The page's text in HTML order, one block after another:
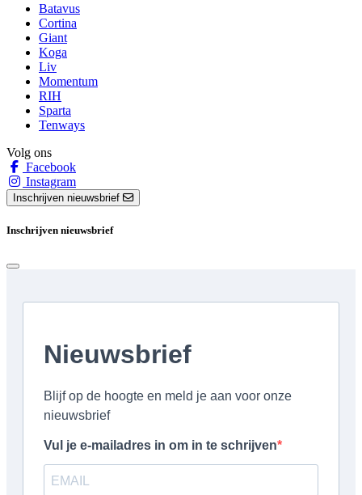
Batavus
Cortina
Giant
Koga
Liv
Momentum
RIH
Sparta
Tenways
Volg ons
Facebook
Instagram
Inschrijven nieuwsbrief
Inschrijven nieuwsbrief